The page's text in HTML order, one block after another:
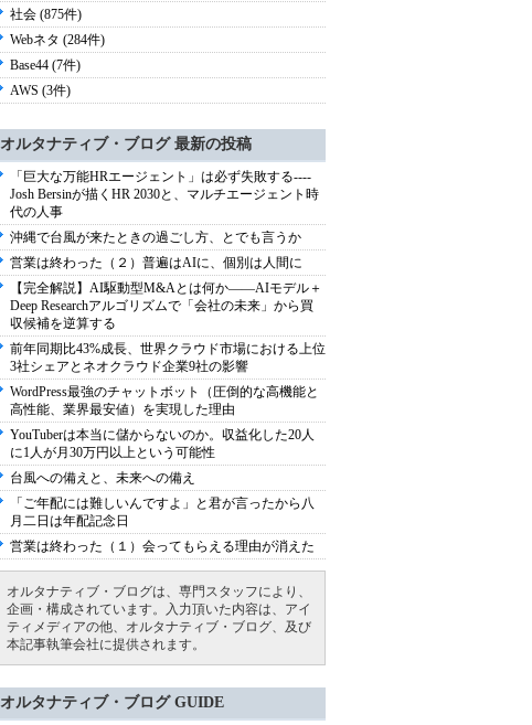
社会 (875件)
Webネタ (284件)
Base44 (7件)
AWS (3件)
オルタナティブ・ブログ 最新の投稿
「巨大な万能HRエージェント」は必ず失敗する----
Josh Bersinが描くHR 2030と、マルチエージェント時
代の人事
沖縄で台風が来たときの過ごし方、とでも言うか
営業は終わった（２）普遍はAIに、個別は人間に
【完全解説】AI駆動型M&Aとは何か――AIモデル＋
Deep Researchアルゴリズムで「会社の未来」から買
収候補を逆算する
前年同期比43%成長、世界クラウド市場における上位
3社シェアとネオクラウド企業9社の影響
WordPress最強のチャットボット（圧倒的な高機能と
高性能、業界最安値）を実現した理由
YouTuberは本当に儲からないのか。収益化した20人
に1人が月30万円以上という可能性
台風への備えと、未来への備え
「ご年配には難しいんですよ」と君が言ったから八
月二日は年配記念日
営業は終わった（１）会ってもらえる理由が消えた
オルタナティブ・ブログは、専門スタッフにより、
企画・構成されています。入力頂いた内容は、アイ
ティメディアの他、オルタナティブ・ブログ、及び
本記事執筆会社に提供されます。
オルタナティブ・ブログ GUIDE